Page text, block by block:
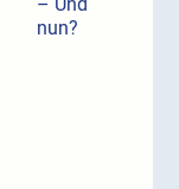
nun?